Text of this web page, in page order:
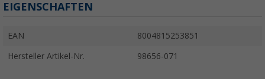
EIGENSCHAFTEN
EAN 8004815253851
Hersteller Artikel-Nr. 98656-071